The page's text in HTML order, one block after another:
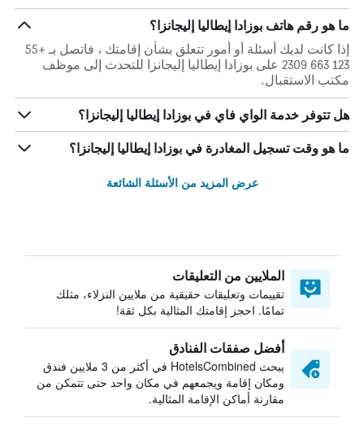
ما هو رقم هاتف بوزادا إيطاليا إليجانزا؟
إذا كانت لديك أسئلة أو أمور تتعلق بشأن إقامتك ، فاتصل بـ +55
123 663 2309 على بوزادا إيطاليا إليجانزا للتحدث إلى موظف
مكتب الاستقبال.
هل تتوفر خدمة الواي فاي في بوزادا إيطاليا إليجانزا؟
ما هو وقت تسجيل المغادرة في بوزادا إيطاليا إليجانزا؟
عرض المزيد من الأسئلة الشائعة
الملايين من التعليقات
تقييمات وتعليقات حقيقية من ملايين النزلاء، مثلك
تمامًا. احجز إقامتك المثالية بكل ثقة!
أفضل صفقات الفنادق
يبحث HotelsCombined في أكثر من 3 ملايين فندق
ومكان إقامة ويجمعهم في مكان واحد حتى تتمكن من
مقارنة أماكن الإقامة المثالية.